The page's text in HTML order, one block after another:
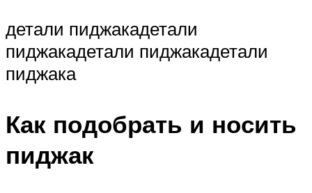
детали пиджакадетали
пиджакадетали пиджакадетали
пиджака
Как подобрать и носить
пиджак